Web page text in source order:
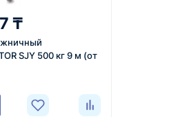
товар перед
организуем
передаём
по
₸
SJY 500 кг 9 м (от